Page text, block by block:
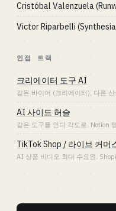
Cristóbal Valenzuela
Victor Riparbelli (Synthesia
인접 트랙
크리에이터 도구 AI
같은 바이어 (크리에이터), 다른
AI 사이드 허슬
같은 도구를 인디 각도로. Notion
TikTok Shop / 라이브 커머
AI 상품 비디오 최대 수요원.